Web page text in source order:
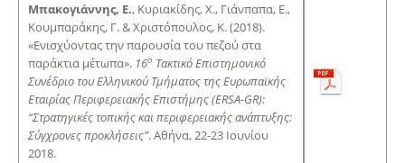
Μπακογιάννης, Ε., Κυριακίδης, Χ., Γιάνπαπα, Ε.,
Κουμπαράκης, Γ. & Χριστόπουλος, Κ. (2018).
«Ενισχύοντας την παρουσία του πεζού στα
παράκτια μέτωπα». 16ο Τακτικό Επιστημονικό
Συνέδριο του Ελληνικού Τμήματος της Ευρωπαϊκής
Εταιρίας Περιφερειακής Επιστήμης (ERSA-GR):
“Στρατηγικές τοπικής και περιφερειακής ανάπτυξης:
Σύγχρονες προκλήσεις”. Αθήνα, 22-23 Ιουνίου
2018.